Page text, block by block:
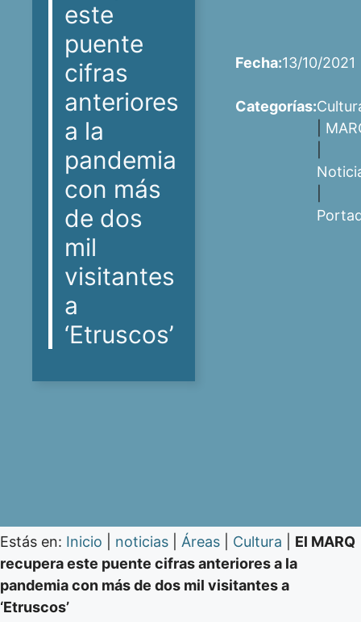
este
puente
cifras
anteriores
a la
pandemia
con más
de dos
mil
visitantes
a
‘Etruscos’
Fecha:13/10/2021
Categorías:
Estás en: Inicio noticias Áreas Cultura
El MARQ
recupera este puente cifras anteriores a la
pandemia con más de dos mil visitantes a
‘Etruscos’